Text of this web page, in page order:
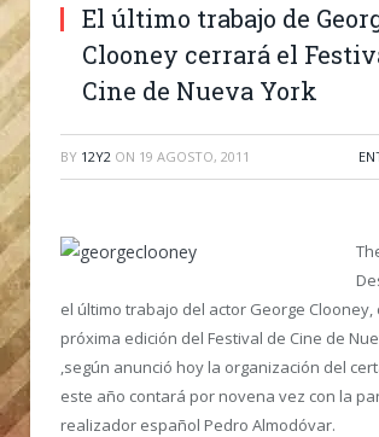
El último trabajo de
Clooney cerrará el
Cine de Nueva York
BY 12Y2 ON 19 AGOSTO, 2011
el último trabajo del actor George Clooney,
próxima edición del Festival de Cine de
,según anunció hoy la organización del
este año contará por novena vez con la
realizador español Pedro Almodóvar.